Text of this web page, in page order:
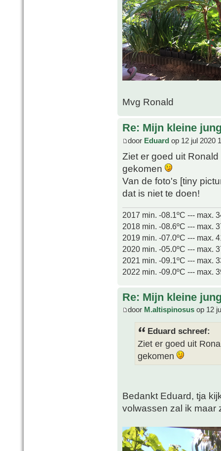
Mvg Ronald
Re: Mijn kleine
door Eduard op 12 jul 2020
Ziet er goed uit Ronald
gekomen
Van de foto's [tiny
dat is niet te doen!
2017 min. -08.1ºC --- max.
2018 min. -08.6ºC --- max.
2019 min. -07.0ºC --- max.
2020 min. -05.0ºC --- max.
2021 min. -09.1ºC --- max.
2022 min. -09.0ºC --- max.
Re: Mijn kleine
door M.altispinosus op 12
Eduard schreef:
Ziet er goed uit
gekomen
Bedankt Eduard, tja
volwassen zal ik maar